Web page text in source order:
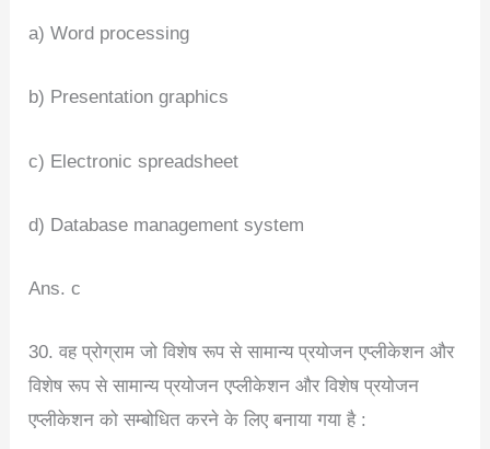
a) Word processing
b) Presentation graphics
c) Electronic spreadsheet
d) Database management system
Ans. c
30. वह प्रोग्राम जो विशेष रूप से सामान्य प्रयोजन एप्लीकेशन और
विशेष रूप से सामान्य प्रयोजन एप्लीकेशन और विशेष प्रयोजन
एप्लीकेशन को सम्बोधित करने के लिए बनाया गया है :